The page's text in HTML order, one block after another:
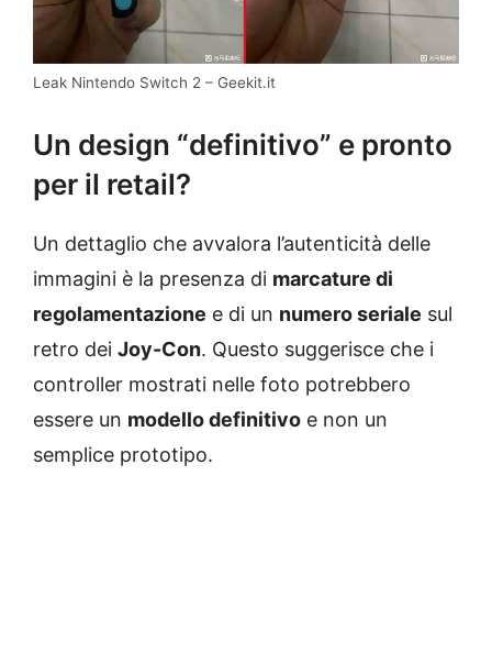
Leak Nintendo Switch 2 – Geekit.it
Un design “definitivo” e pronto
per il retail?
Un dettaglio che avvalora l’autenticità delle
immagini è la presenza di marcature di
regolamentazione e di un numero seriale sul
retro dei Joy-Con. Questo suggerisce che i
controller mostrati nelle foto potrebbero
essere un modello definitivo e non un
semplice prototipo.